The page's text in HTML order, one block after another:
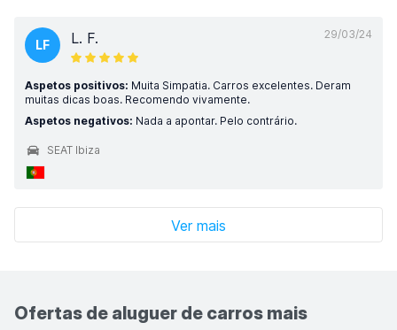
29/03/24
LF L. F.
Aspetos positivos: Muita Simpatia. Carros excelentes. Deram
muitas dicas boas. Recomendo vivamente.
Aspetos negativos: Nada a apontar. Pelo contrário.
SEAT Ibiza
Ver mais
Ofertas de aluguer de carros mais